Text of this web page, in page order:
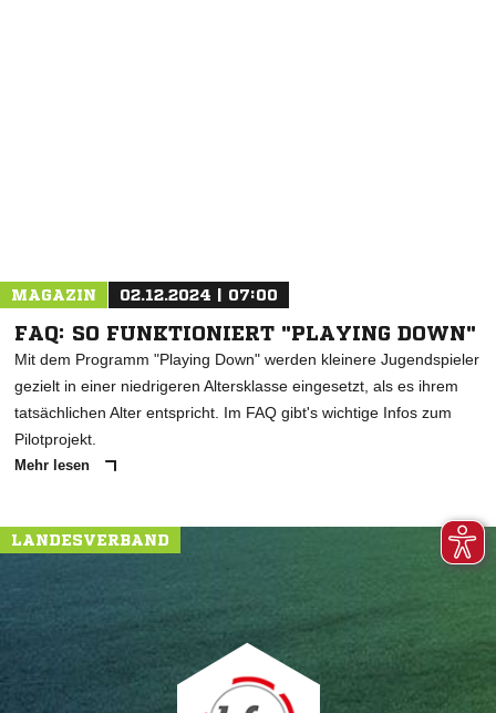
MAGAZIN 02.12.2024 | 07:00
FAQ: SO FUNKTIONIERT "PLAYING DOWN"
Mit dem Programm "Playing Down" werden kleinere Jugendspieler
gezielt in einer niedrigeren Altersklasse eingesetzt, als es ihrem
tatsächlichen Alter entspricht. Im FAQ gibt's wichtige Infos zum
Pilotprojekt.
Mehr lesen
LANDESVERBAND